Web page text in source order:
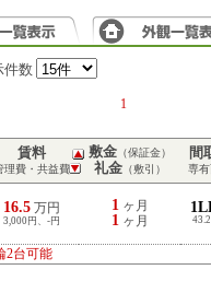
件数
1
賃料
理費・共益費
敷金（保証金）
礼金（敷引）
間
専
16.5 万円
3,000円、-円
1 ヶ月
1 ヶ月
2台可能